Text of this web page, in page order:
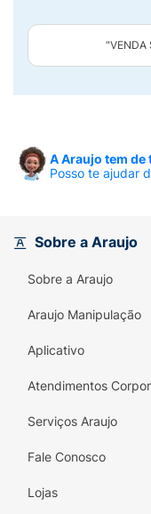
"VENDA
A Araujo tem de
Posso te ajudar
Sobre a Araujo
Sobre a Araujo
Araujo Manipulação
Aplicativo
Atendimentos
Serviços Araujo
Fale Conosco
Lojas